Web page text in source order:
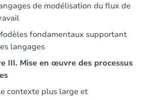
de modélisation du flux de
fondamentaux supportant
langages
III. Mise en œuvre des processus
contexte plus large et